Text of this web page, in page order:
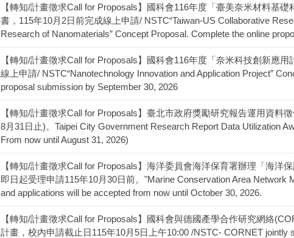
【轉知/計畫徵求Call for Proposals】國科會116年度「臺美奈米材料基
書，115年10月2日前完成線上申請/ NSTC“Taiwan-US Collaborative
Research of Nanomaterials” Concept Proposal. Complete the online
【轉知/計畫徵求Call for Proposals】國科會116年度「奈米科技創新應
線上申請/ NSTC“Nanotechnology Innovation and Application Project”
proposal submission by September 30, 2026
【轉知/計畫徵求Call for Proposals】臺北市政府獎勵研究報告運用資料
8月31日止)。Taipei City Government Research Report Data Utilization
From now until August 31, 2026)
【轉知/計畫徵求Call for Proposals】海洋委員會海洋保育署辦理「海洋
即日起受理申請115年10月30日前。"Marine Conservation Area Network
and applications will be accepted from now until October 30, 2026.
【轉知/計畫徵求Call for Proposals】國科會與德國產學合作研究網絡
計畫，校內申請截止日115年10月5日上午10:00 /NSTC- CORNET jointly